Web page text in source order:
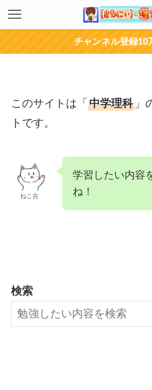
チャンネル登録10万人！成
このサイトは「 中学理科」
トです。
ねこ吉
学習したい内容
ね！
検索